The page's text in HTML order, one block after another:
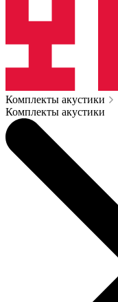
Комплекты акустики
Комплекты акустики